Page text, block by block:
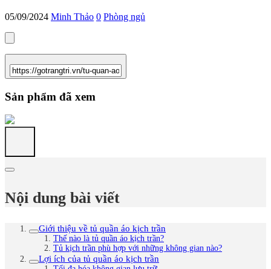
05/09/2024 Minh Thảo 0 Phòng ngủ
Sản phẩm đã xem
Nội dung bài viết
Giới thiệu về tủ quần áo kịch trần
Thế nào là tủ quần áo kịch trần?
Tủ kịch trần phù hợp với những không gian nào?
Lợi ích của tủ quần áo kịch trần